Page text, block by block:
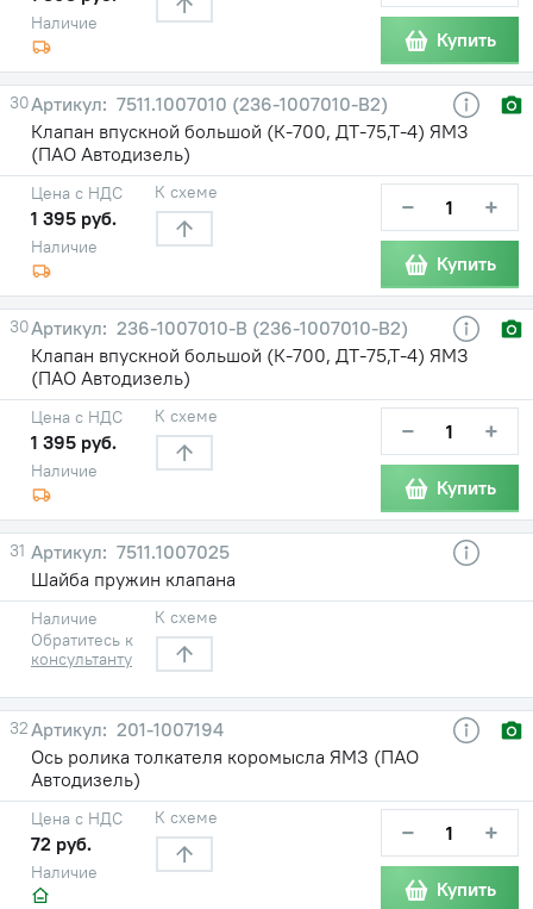
Наличие
Купить
30
7511.1007010 (236-1007010-В2)
Клапан впускной большой (К-700, ДТ-75,Т-4) ЯМЗ
(ПАО Автодизель)
Наличие
Цена с НДС
1 395 руб.
К схеме − +
Купить
30
236-1007010-В (236-1007010-В2)
Клапан впускной большой (К-700, ДТ-75,Т-4) ЯМЗ
(ПАО Автодизель)
Наличие
Цена с НДС
1 395 руб.
К схеме − +
Купить
31
7511.1007025
Шайба пружин клапана
Наличие
Обратитесь к
консультанту
К схеме
32
201-1007194
Ось ролика толкателя коромысла ЯМЗ (ПАО
Автодизель)
Наличие
Цена с НДС
72 руб.
К схеме − +
Купить